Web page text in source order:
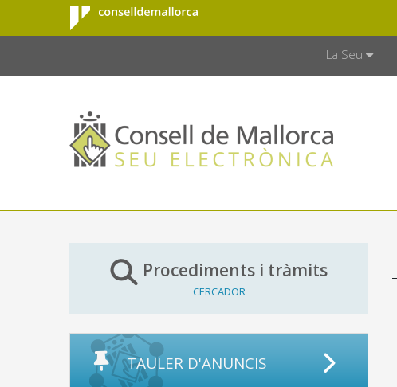
Salta al contingut principal
Consell de
Mallorca
La Seu
Procediments i tràmits
CERCADOR
TAULER D'ANUNCIS